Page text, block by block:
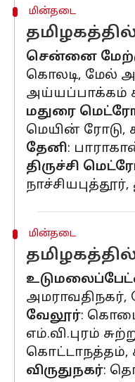
மின்தடை
சென்னை
கொலடி, மேல்
அய்யப்பாக்கம்
மதுரை
மெயின் ரோடு,
தேனி:
திருச்சி
மின்தடை
அமராவதிநகர்,
வேலூர்:
எம்.வி.புரம்
கொட்டாநத்தம்,
விருதுநகர்: